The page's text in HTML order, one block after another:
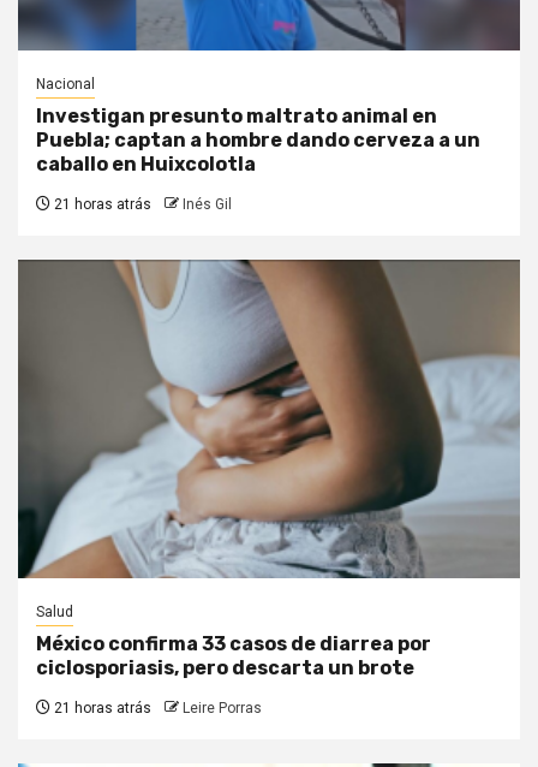
Nacional
Investigan presunto maltrato animal en
Puebla; captan a hombre dando cerveza a un
caballo en Huixcolotla
21 horas atrás Inés Gil
Salud
México confirma 33 casos de diarrea por
ciclosporiasis, pero descarta un brote
21 horas atrás Leire Porras